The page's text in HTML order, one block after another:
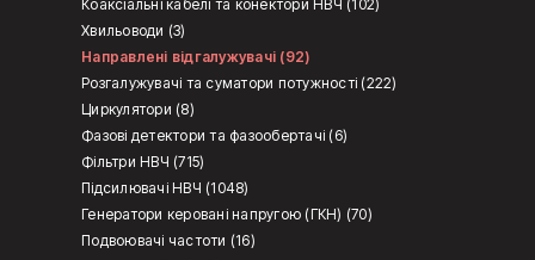
Коаксіальні кабелі та конектори НВЧ (102)
Хвильоводи (3)
Направлені відгалужувачі (92)
Розгалужувачі та суматори потужності (222)
Циркулятори (8)
Фазові детектори та фазообертачі (6)
Фільтри НВЧ (715)
Підсилювачі НВЧ (1048)
Генератори керовані напругою (ГКН) (70)
Подвоювачі частоти (16)